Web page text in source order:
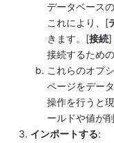
データベースの
これにより、[
きます。[接続]
接続するため
これらのオプ
ページをデー
操作を行うと
ールドや値が
インポートする: